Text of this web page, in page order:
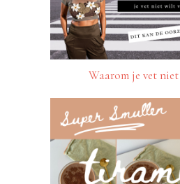
Waarom je vet